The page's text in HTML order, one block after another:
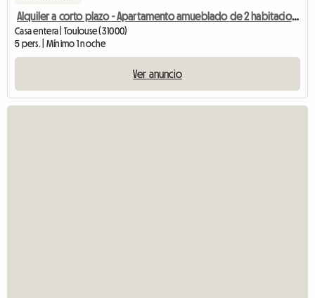
Alquiler a corto plazo - Apartamento amueblado de 2 habitaciones
Casa entera | Toulouse (31000)
5 pers. | Mínimo 1 noche
Ver anuncio